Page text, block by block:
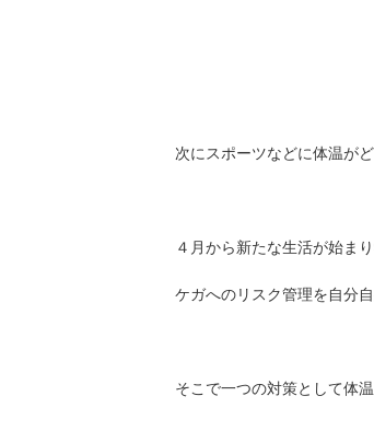
次にスポーツなどに体温が
４月から新たな生活が始ま
ケガへのリスク管理を自分
そこで一つの対策として体